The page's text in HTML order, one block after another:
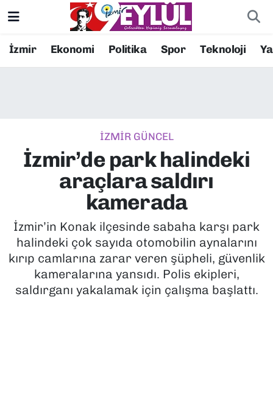
İzmir Ekonomi Politika Spor Teknoloji
İZMİR GÜNCEL
İzmir’de park halindeki
araçlara saldırı
kamerada
İzmir’in Konak ilçesinde sabaha karşı park
halindeki çok sayıda otomobilin aynalarını
kırıp camlarına zarar veren şüpheli, güvenlik
kameralarına yansıdı. Polis ekipleri,
saldırganı yakalamak için çalışma başlattı.
Resmi İlanlar
EKONOMİ
KÜLTÜR SANAT
MAGAZİN
POLİTİKA
SAĞLIK
Konak Nöbetçi Eczaneler
Süper Lig Puan Durumu ve Fikstür
Tüm Manşetler
Son Dakika Haberleri
Haber Arşivi